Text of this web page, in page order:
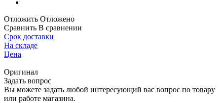
Отложить Отложено
Сравнить В сравнении
Срок доставки
На складе
Цена
Оригинал
Задать вопрос
Вы можете задать любой интересующий вас вопрос по товару
или работе магазина.